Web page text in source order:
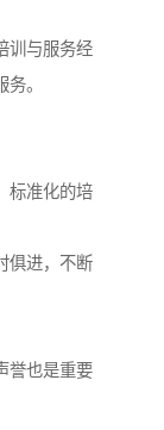
训与服务经
。
标准化的培
俱进，不断
誉也是重要